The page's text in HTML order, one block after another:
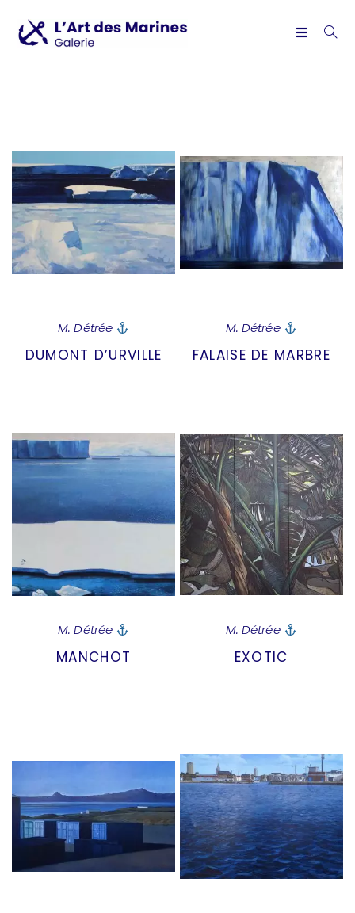
M. Détrée
DUMONT D’URVILLE
M. Détrée
FALAISE DE MARBRE
M. Détrée
MANCHOT
M. Détrée
EXOTIC